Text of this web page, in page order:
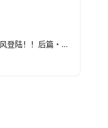
数码宝贝剧场版3：前篇・数码兽飓风登陆！！后篇・超绝进化！